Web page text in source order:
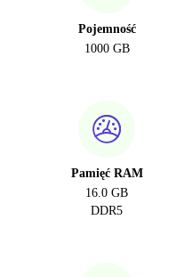
Pojemność
1000 GB
Pamięć RAM
16.0 GB
DDR5